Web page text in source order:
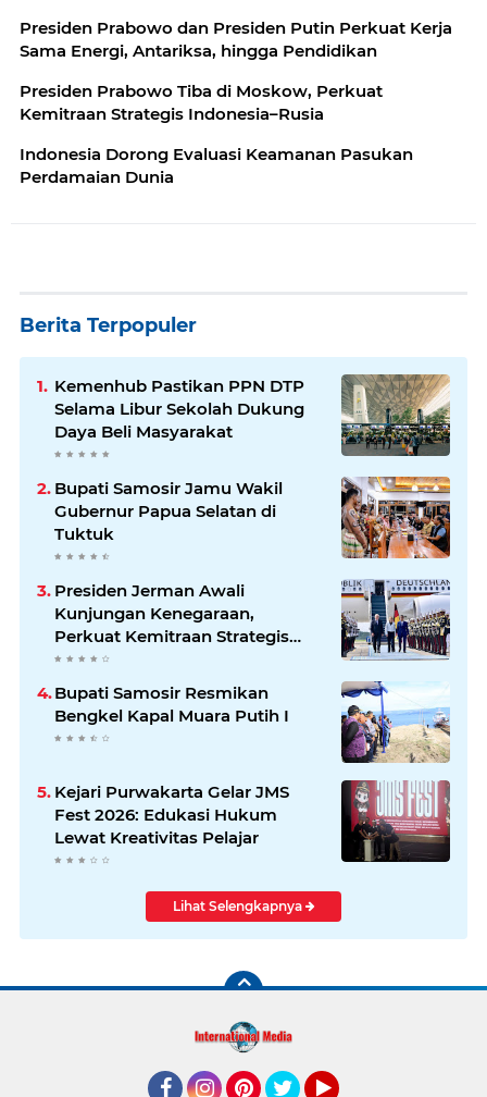
Presiden Prabowo dan Presiden Putin Perkuat Kerja
Sama Energi, Antariksa, hingga Pendidikan
Presiden Prabowo Tiba di Moskow, Perkuat
Kemitraan Strategis Indonesia–Rusia
Indonesia Dorong Evaluasi Keamanan Pasukan
Perdamaian Dunia
Berita Terpopuler
Kemenhub Pastikan PPN DTP
Selama Libur Sekolah Dukung
Daya Beli Masyarakat
Bupati Samosir Jamu Wakil
Gubernur Papua Selatan di
Tuktuk
Presiden Jerman Awali
Kunjungan Kenegaraan,
Perkuat Kemitraan Strategis
Indonesia–Jerman
Bupati Samosir Resmikan
Bengkel Kapal Muara Putih I
Kejari Purwakarta Gelar JMS
Fest 2026: Edukasi Hukum
Lewat Kreativitas Pelajar
Lihat Selengkapnya